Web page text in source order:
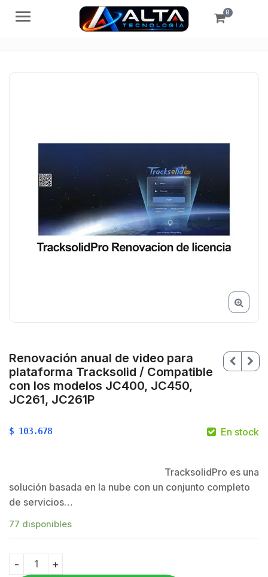
Menú 0
Renovación anual de video para
plataforma Tracksolid / Compatible
con los modelos JC400, JC450,
JC261, JC261P
$ 103.678 En stock
TracksolidPro es una
solución basada en la nube con un conjunto completo
de servicios…
77 disponibles
Renovación anual de video para plataforma